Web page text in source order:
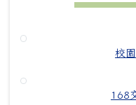
校
168